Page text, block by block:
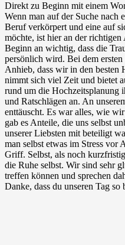
Direkt zu Beginn mit einem
Wenn man auf der Suche nach
Beruf verkörpert und eine auf
möchte, ist hier an der
Beginn an wichtig, dass die
persönlich wird. Bei dem
Anhieb, dass wir in den besten
nimmt sich viel Zeit und bietet
rund um die Hochzeitsplanung
und Ratschlägen an. An
enttäuscht. Es war alles, wie
gab es Anteile, die uns selbst
unserer Liebsten mit beteiligt
man selbst etwas im Stress vor
Griff. Selbst, als noch
die Ruhe selbst. Wir sind sehr
treffen können und sprechen
Danke, dass du unseren Tag so